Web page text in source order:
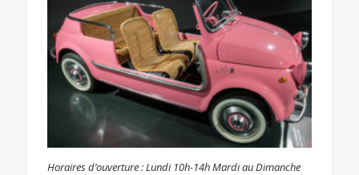
Horaires d’ouverture : Lundi 10h-14h Mardi au Dimanche